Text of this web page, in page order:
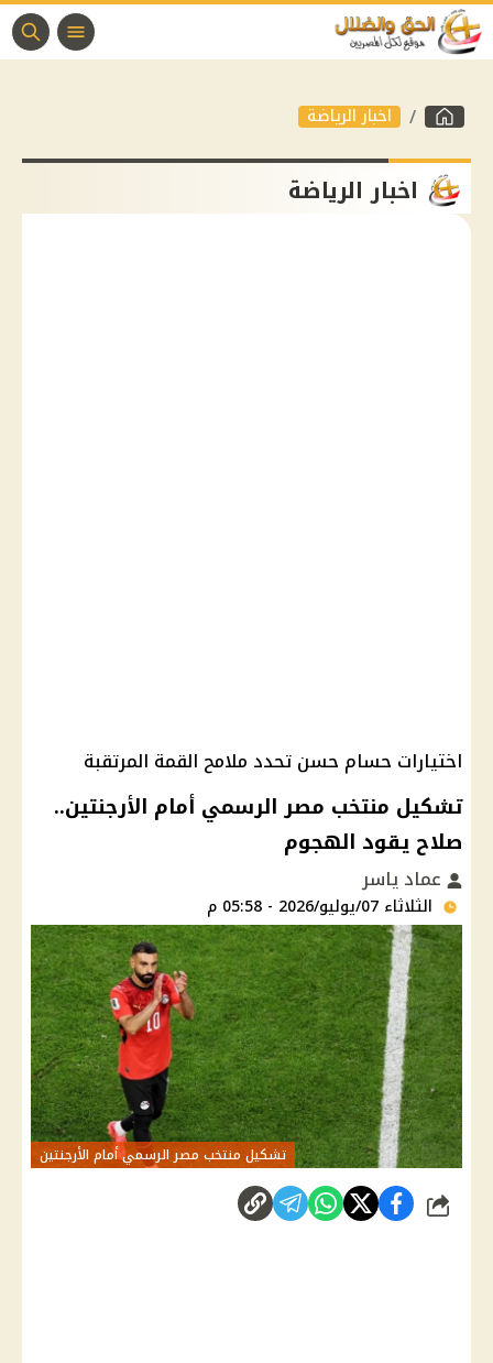
اخبار الرياضة
اخبار الرياضة
اختيارات حسام حسن تحدد ملامح القمة المرتقبة
تشكيل منتخب مصر الرسمي أمام الأرجنتين..
صلاح يقود الهجوم
عماد ياسر
الثلاثاء 07/يوليو/2026 - 05:58 م
تشكيل منتخب مصر الرسمي أمام الأرجنتين
شارك